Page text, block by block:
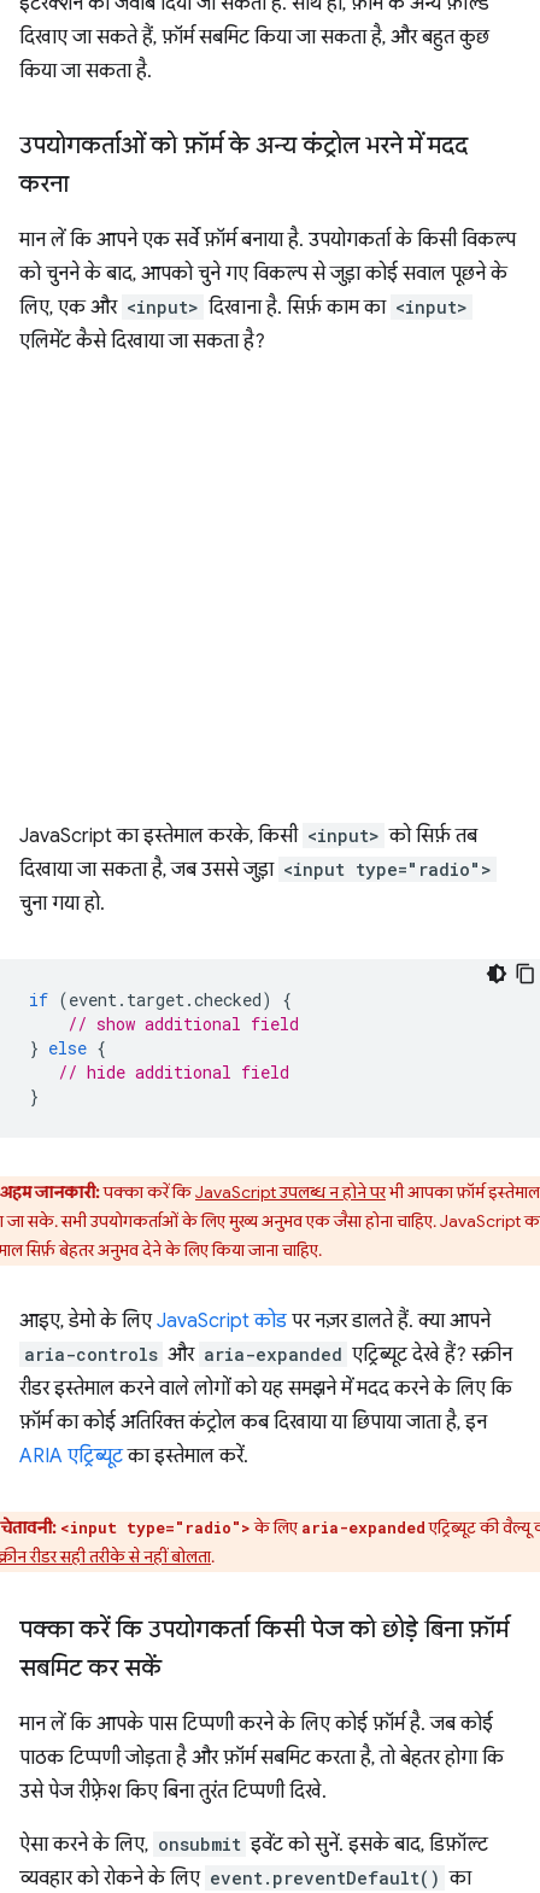
दिखाए जा सकते हैं, फ़ॉर्म सबमिट किया जा सकता है, और बहुत कुछ
किया जा सकता है.
उपयोगकर्ताओं को फ़ॉर्म के अन्य कंट्रोल भरने में मदद
करना
मान लें कि आपने एक सर्वे फ़ॉर्म बनाया है. उपयोगकर्ता के किसी विकल्प
को चुनने के बाद, आपको चुने गए विकल्प से जुड़ा कोई सवाल पूछने के
लिए, एक और <input> दिखाना है. सिर्फ़ काम का <input>
एलिमेंट कैसे दिखाया जा सकता है?
JavaScript का इस्तेमाल करके, किसी <input> को सिर्फ़ तब
दिखाया जा सकता है, जब उससे जुड़ा <input type="radio">
चुना गया हो.
if (event. target.checked)
{
// show additional field
} else {
// hide additional field
}
अहम जानकारी:पक्का करें किJavaScript उपलब्ध न होने परभी आपका फ़ॉर्म इस्तेमाल
जा सके. सभी उपयोगकर्ताओं के लिए मुख्य अनुभव एक जैसा होना चाहिए. JavaScript
सिर्फ़ बेहतर अनुभव देने के लिए किया जाना चाहिए.
आइए, डेमो के लिएJavaScript कोड पर नज़र डालते हैं. क्या आपने
aria-controls और aria-expanded एट्रिब्यूट देखे हैं? स्क्रीन
रीडर इस्तेमाल करने वाले लोगों को यह समझने में मदद करने के लिए कि
फ़ॉर्म का कोई अतिरिक्त कंट्रोल कब दिखाया या छिपाया जाता है, इन
ARIA एट्रिब्यूटका इस्तेमाल करें.
चेतावनी: <input type="radio">के लिए aria-expandedएट्रिब्यूट की वैल्यू
रीडर सही तरीके से नहीं बोलता.
पक्का करें कि उपयोगकर्ता किसी पेज को छोड़े बिना फ़ॉर्म
सबमिट कर सकें
मान लें कि आपके पास टिप्पणी करने के लिए कोई फ़ॉर्म है. जब कोई
पाठक टिप्पणी जोड़ता है और फ़ॉर्म सबमिट करता है, तो बेहतर होगा कि
उसे पेज रीफ़्रेश किए बिना तुरंत टिप्पणी दिखे.
ऐसा करने के लिए, onsubmit इवेंट को सुनें. इसके बाद, डिफ़ॉल्ट
व्यवहार को रोकने के लिए event.preventDefault() का